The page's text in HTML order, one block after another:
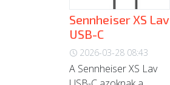
Sennheiser XS Lav
USB-C
2026-03-28 08:43
A Sennheiser XS Lav